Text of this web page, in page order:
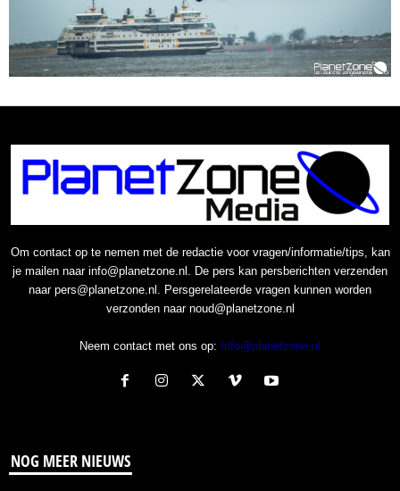
Om contact op te nemen met de redactie voor vragen/informatie/tips, kan
je mailen naar info@planetzone.nl. De pers kan persberichten verzenden
naar pers@planetzone.nl. Persgerelateerde vragen kunnen worden
verzonden naar noud@planetzone.nl
Neem contact met ons op: Info@planetzone.nl
NOG MEER NIEUWS